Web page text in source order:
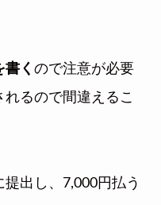
く ので注意が必要
るので間違えるこ
出し、7,000円払う